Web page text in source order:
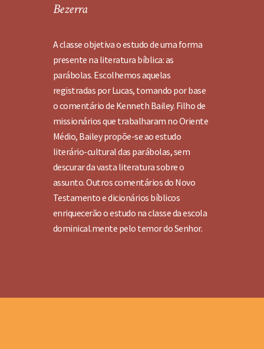
Bezerra
A classe objetiva o estudo de uma forma
presente na literatura bíblica: as
parábolas. Escolhemos aquelas
registradas por Lucas, tomando por base
o comentário de Kenneth Bailey. Filho de
missionários que trabalharam no Oriente
Médio, Bailey propõe-se ao estudo
literário-cultural das parábolas, sem
descurar da vasta literatura sobre o
assunto. Outros comentários do Novo
Testamento e dicionários bíblicos
enriquecerão o estudo na classe da escola
dominical.mente pelo temor do Senhor.